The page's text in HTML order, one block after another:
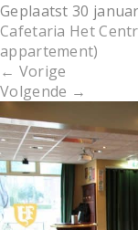
Geplaatst30
Cafetaria Het
appartement)
← Vorige
Volgende →